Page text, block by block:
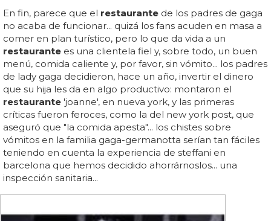
En fin, parece que el restaurante de los padres de gaga
no acaba de funcionar... quizá los fans acuden en masa a
comer en plan turístico, pero lo que da vida a un
restaurante es una clientela fiel y, sobre todo, un buen
menú, comida caliente y, por favor, sin vómito... los padres
de lady gaga decidieron, hace un año, invertir el dinero
que su hija les da en algo productivo: montaron el
restaurante 'joanne', en nueva york, y las primeras
críticas fueron feroces, como la del new york post, que
aseguró que "la comida apesta"... los chistes sobre
vómitos en la familia gaga-germanotta serían tan fáciles
teniendo en cuenta la experiencia de steffani en
barcelona que hemos decidido ahorrárnoslos... una
inspección sanitaria...